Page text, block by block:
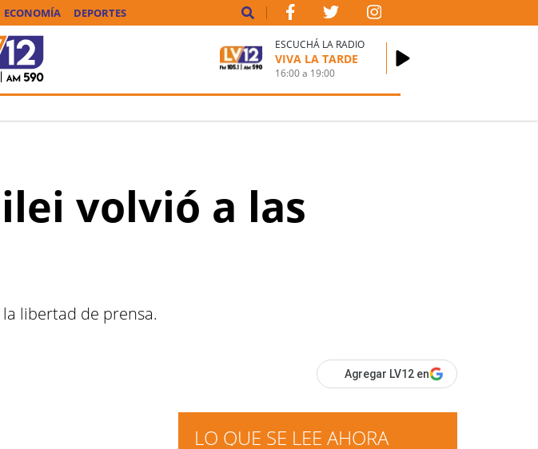
ECONOMÍA DEPORTES
ESCUCHÁ LA RADIO
VIVA LA TARDE
16:00a 19:00
volvió a las
libertad de prensa.
Agregar LV12 en
LO QUE SE LEE AHORA